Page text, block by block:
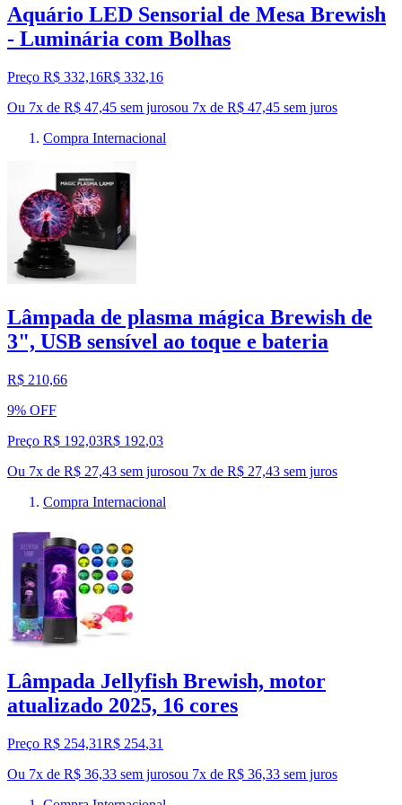
Aquário LED Sensorial de Mesa Brewish
- Luminária com Bolhas
Preço R$ 332,16R$ 332,16
Ou 7x de R$ 47,45 sem jurosou 7x de R$ 47,45 sem juros
Compra Internacional
Lâmpada de plasma mágica Brewish de
3", USB sensível ao toque e bateria
R$ 210,66
9% OFF
Preço R$ 192,03R$ 192,03
Ou 7x de R$ 27,43 sem jurosou 7x de R$ 27,43 sem juros
Compra Internacional
Lâmpada Jellyfish Brewish, motor
atualizado 2025, 16 cores
Preço R$ 254,31R$ 254,31
Ou 7x de R$ 36,33 sem jurosou 7x de R$ 36,33 sem juros